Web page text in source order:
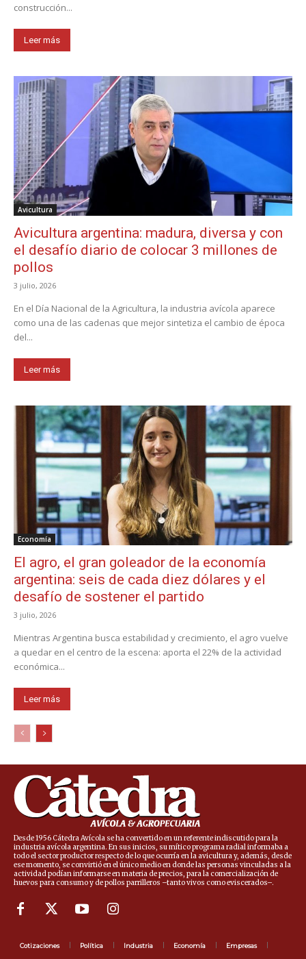
construcción...
Leer más
Avicultura
Avicultura argentina: madura, diversa y con
el desafío diario de colocar 3 millones de
pollos
3 julio, 2026
En el Día Nacional de la Agricultura, la industria avícola aparece
como una de las cadenas que mejor sintetiza el cambio de época
del...
Leer más
Economía
El agro, el gran goleador de la economía
argentina: seis de cada diez dólares y el
desafío de sostener el partido
3 julio, 2026
Mientras Argentina busca estabilidad y crecimiento, el agro vuelve
a quedar en el centro de la escena: aporta el 22% de la actividad
económica...
Leer más
Desde 1956 Cátedra Avícola se ha convertido en un referente indiscutido para la
industria avícola argentina. En sus inicios, su mítico programa radial informaba a
todo el sector productor respecto de lo que ocurría en la avicultura y, además, desde
ese momento, se convirtió en el único medio en donde las personas vinculadas a la
actividad podían informarse en materia de precios, para la comercialización de
huevos para consumo y de pollos parrilleros –tanto vivos como eviscerados–.
Cotizaciones Política Industria Economía Empresas